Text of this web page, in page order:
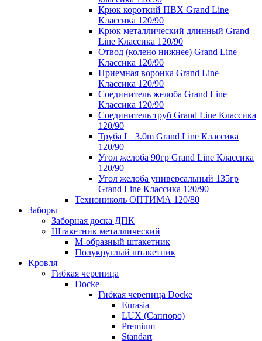
Крюк короткий ПВХ Grand Line
Классика 120/90
Крюк металлический длинный Grand
Line Классика 120/90
Отвод (колено нижнее) Grand Line
Классика 120/90
Приемная воронка Grand Line
Классика 120/90
Соединитель желоба Grand Line
Классика 120/90
Соединитель труб Grand Line Классика
120/90
Труба L=3.0m Grand Line Классика
120/90
Угол желоба 90гр Grand Line Классика
120/90
Угол желоба универсальный 135гр
Grand Line Классика 120/90
Технониколь ОПТИМА 120/80
Заборы
Заборная доска ДПК
Штакетник металлический
М-образный штакетник
Полукруглый штакетник
Кровля
Гибкая черепица
Docke
Гибкая черепица Docke
Eurasia
LUX (Саппоро)
Premium
Standart